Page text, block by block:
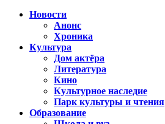
Новости
Анонс
Хроника
Культура
Дом актёра
Литература
Кино
Культурное наследие
Парк культуры и чтения
Образование